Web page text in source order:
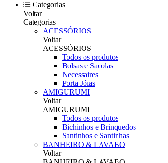
Categorias
Voltar
Categorias
ACESSÓRIOS
Voltar
ACESSÓRIOS
Todos os produtos
Bolsas e Sacolas
Necessaires
Porta Jóias
AMIGURUMI
Voltar
AMIGURUMI
Todos os produtos
Bichinhos e Brinquedos
Santinhos e Santinhas
BANHEIRO & LAVABO
Voltar